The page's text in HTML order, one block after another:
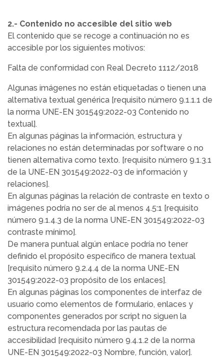
2.- Contenido no accesible del sitio web
El contenido que se recoge a continuación no es
accesible por los siguientes motivos:
Falta de conformidad con Real Decreto 1112/2018
Algunas imágenes no están etiquetadas o tienen una
alternativa textual genérica [requisito número 9.1.1.1 de
la norma UNE-EN 301549:2022-03 Contenido no
textual].
En algunas páginas la información, estructura y
relaciones no están determinadas por software o no
tienen alternativa como texto. [requisito número 9.1.3.1
de la UNE-EN 301549:2022-03 de información y
relaciones].
En algunas páginas la relación de contraste en texto o
imágenes podría no ser de al menos 4.5:1 [requisito
número 9.1.4.3 de la norma UNE-EN 301549:2022-03
contraste mínimo].
De manera puntual algún enlace podría no tener
definido el propósito específico de manera textual
[requisito número 9.2.4.4 de la norma UNE-EN
301549:2022-03 propósito de los enlaces].
En algunas páginas los componentes de interfaz de
usuario como elementos de formulario, enlaces y
componentes generados por script no siguen la
estructura recomendada por las pautas de
accesibilidad [requisito número 9.4.1.2 de la norma
UNE-EN 301549:2022-03 Nombre, función, valor].